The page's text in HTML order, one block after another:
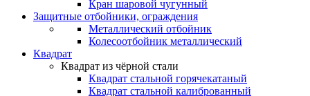
Кран шаровой чугунный
Защитные отбойники, ограждения
Металлический отбойник
Колесоотбойник металлический
Квадрат
Квадрат из чёрной стали
Квадрат стальной горячекатаный
Квадрат стальной калиброванный